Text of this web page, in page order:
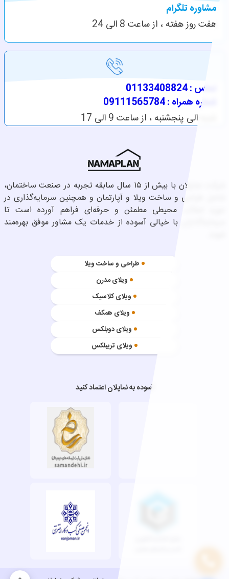
مشاوره تلگرام
هفت روز هفته ، از ساعت 8 الی 24
تماس : 01133408824
شماره همراه : 09111565784
شنبه الی پنجشنبه ، از ساعت 9 الی 17
شرکت نماپلان با بیش از ۱۵ سال سابقه تجربه در صنعت ساختمان،
شامل طراحی و ساخت ویلا و آپارتمان و همچنین سرمایه‌گذاری در
حوزه املاک، محیطی مطمئن و حرفه‌ای فراهم آورده است تا
سرمایه‌گذاران با خیالی آسوده از خدمات یک مشاور موفق بهره‌مند
طراحی و ساخت ویلا
ویلای مدرن
ویلای کلاسیک
ویلای همکف
ویلای دوبلکس
ویلای تریبلکس
آسوده به نماپلان اعتماد کنید